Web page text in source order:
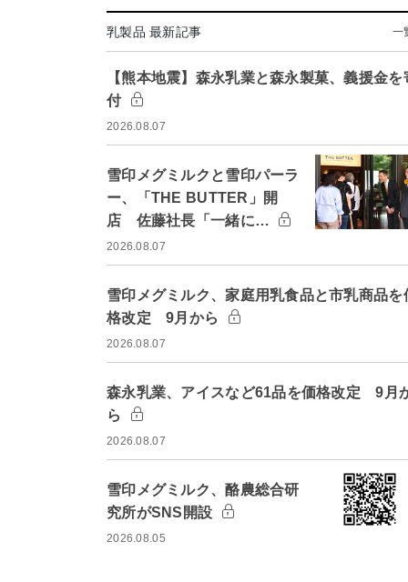
乳製品 最新記事 一
【熊本地震】森永乳業と森永製菓、義援金を
付
2026.08.07
雪印メグミルクと雪印パーラ
ー、「THE BUTTER」開
店 佐藤社長「一緒に…
2026.08.07
雪印メグミルク、家庭用乳食品と市乳商品を
格改定 9月から
2026.08.07
森永乳業、アイスなど61品を価格改定 9月
ら
2026.08.07
雪印メグミルク、酪農総合研
究所がSNS開設
2026.08.05